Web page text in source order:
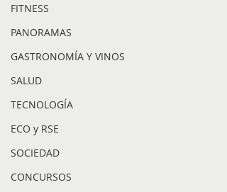
FITNESS
PANORAMAS
GASTRONOMÍA Y VINOS
SALUD
TECNOLOGÍA
ECO y RSE
SOCIEDAD
CONCURSOS